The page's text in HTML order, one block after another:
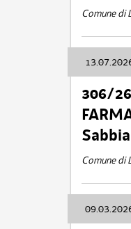
Comune di
306/
Comune di